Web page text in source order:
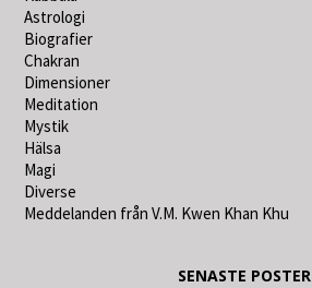
Astrologi
Biografier
Chakran
Dimensioner
Meditation
Mystik
Hälsa
Magi
Diverse
Meddelanden från V.M. Kwen Khan Khu
SENASTE POSTER